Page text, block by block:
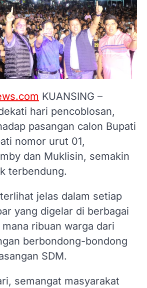
KUANSING –
hari pencoblosan,
pasangan calon Bupati
nomor urut 01,
dan Muklisin, semakin
terbendung.
jelas dalam setiap
yang digelar di berbagai
ribuan warga dari
berbondong-bondong
SDM.
semangat masyarakat